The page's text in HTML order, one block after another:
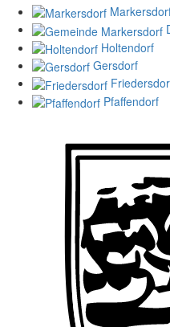
Holtendorf
Gersdorf
Pfaffendorf